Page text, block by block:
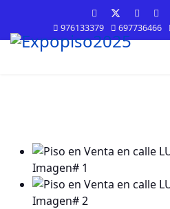
976133379 697736466